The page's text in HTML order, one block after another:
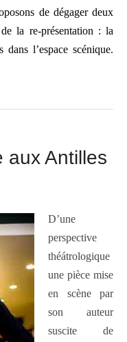
de dégager deux
la re-présentation : la
l’espace scénique.
aux Antilles
D’une
perspective
théátrologique
une pièce mise
en scène par
son auteur
suscite de